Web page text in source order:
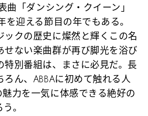
曲「ダンシング・クイーン」
迎える節目の年でもある。
ックの歴史に燦然と輝くこの名
せない楽曲群が再び脚光を浴び
特別番組は、まさに必見だ。長
ん、ABBAに初めて触れる人
魅力を一気に体感できる絶好の
。